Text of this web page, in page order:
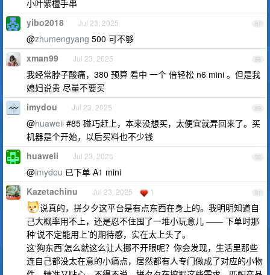
小叶紫檀手串
87
yibo2018 Jul 23, 2025
@zhumengyang 500 可不够
88
xman99 Jul 23, 2025
我经常脖子酸痛，380 预算 看中 一个 倍轻松 n6 mini 。但是我
媳妇说贵 尽量不要买
89
imydou Jul 23, 2025
@huaweii #85 碰巧赶上，本来没想买，太便宜就弄回来了。买
机器是个开始，以后买料也不少钱
90
huaweii Jul 23, 2025
@imydou 已下单 A1 mini
91
Kazetachinu Jul 23, 2025 1
说真的，拼夕夕这平台是有点东西在身上的。我明明知道自
己大概率用不上，还是忍不住囤了一堆小玩意儿 —— 下单时那
种‘说不定能用上’的期待感，实在太上头了。
这‘狗东西’怎么就这么让人挪不开眼呢？你会发现，生活里那些
连自己都没太在意的小痛点，居然都有人专门做成了对应的小物